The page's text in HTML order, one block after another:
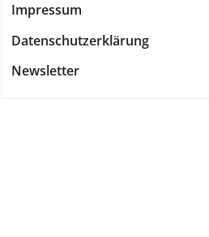
Impressum
Datenschutzerklärung
Newsletter